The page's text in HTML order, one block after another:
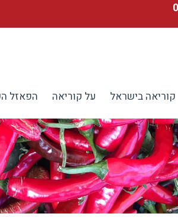
קוריאה בישראל על קוריאה הפאזל